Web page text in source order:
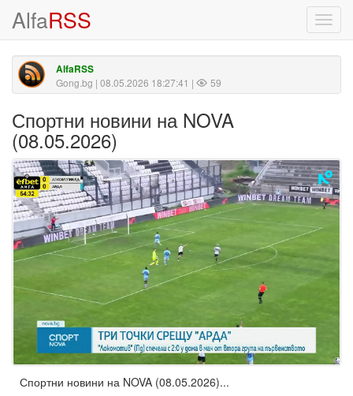
AlfaRSS
AlfaRSS
Gong.bg | 08.05.2026 18:27:41 | 59
Спортни новини на NOVA
(08.05.2026)
Спортни новини на NOVA (08.05.2026)...